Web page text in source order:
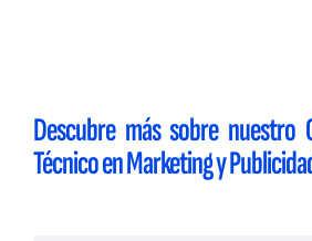
Descubre más sobre nuestro
Técnico en Marketing y